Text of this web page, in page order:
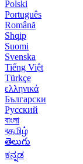
Polski
Português
Română
Shqip
Suomi
Svenska
Tiếng Việt
Türkçe
ελληνικά
Български
Русский
বাংলা
বதமிழ்
తెలుగు
ಕನ್ನಡ